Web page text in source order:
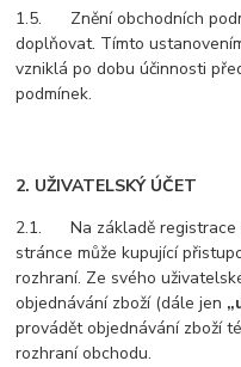
1.5. Znění obchodních
doplňovat. Tímto
vzniklá po dobu účinnosti
podmínek.
2. UŽIVATELSKÝ ÚČET
2.1. Na základě registrace
stránce může kupující
rozhraní. Ze svého
objednávání zboží (dále jen
provádět objednávání zboží
rozhraní obchodu.